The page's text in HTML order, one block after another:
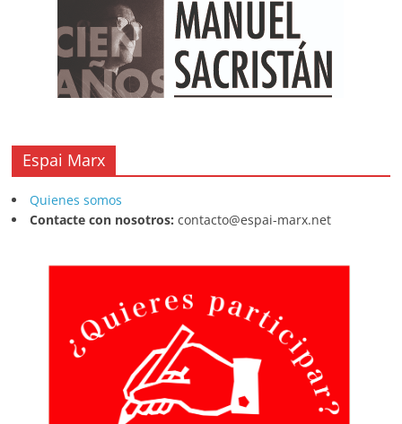
Espai Marx
Quienes somos
Contacte con nosotros: contacto@espai-marx.net